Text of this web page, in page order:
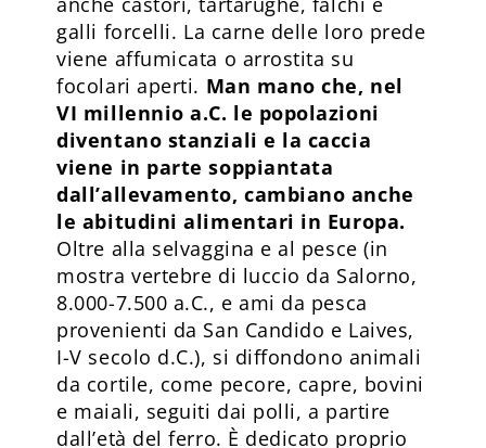
galli forcelli. La carne delle loro prede
viene affumicata o arrostita su
focolari aperti. Man mano che, nel
VI millennio a.C. le popolazioni
diventano stanziali e la caccia
viene in parte soppiantata
dall’allevamento, cambiano anche
le abitudini alimentari in Europa.
Oltre alla selvaggina e al pesce (in
mostra vertebre di luccio da Salorno,
8.000-7.500 a.C., e ami da pesca
provenienti da San Candido e Laives,
I-V secolo d.C.), si diffondono animali
da cortile, come pecore, capre, bovini
e maiali, seguiti dai polli, a partire
dall’età del ferro. È dedicato proprio